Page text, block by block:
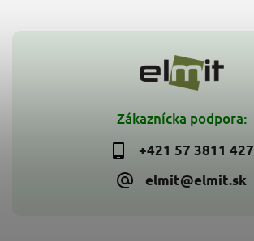
Zákaznícka podpora:
+421 57 3811 427
elmit@elmit.sk